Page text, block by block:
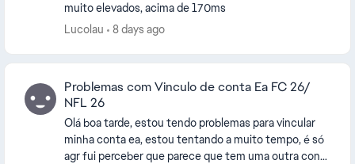
muito elevados, acima de 170ms
Lucolau
8 days ago
Problemas com Vinculo de conta Ea FC 26/
NFL 26
Olá boa tarde, estou tendo problemas para vincular
minha conta ea, estou tentando a muito tempo, é só
agr fui perceber que parece que tem uma outra conta